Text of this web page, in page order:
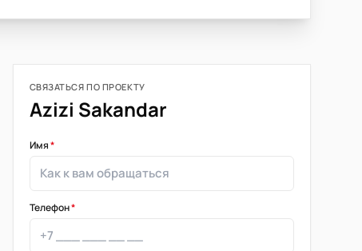
СВЯЗАТЬСЯ ПО ПРОЕКТУ
Azizi Sakandar
Имя*
Телефон*